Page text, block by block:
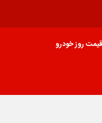
قیمت روز خودرو